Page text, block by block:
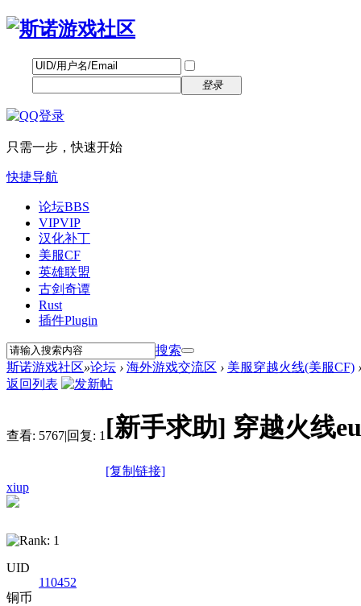
登录
只需一步，快速开始
快捷导航
论坛BBS
VIPVIP
汉化补丁
美服CF
英雄联盟
古剑奇谭
Rust
插件Plugin
搜索
斯诺游戏社区»论坛 › 海外游戏交流区 › 美服穿越火线(美服CF) ›
返回列表
查看: 5767|回复: 1 [新手求助] 穿越火线
[复制链接]
xiup
UID
110452
铜币